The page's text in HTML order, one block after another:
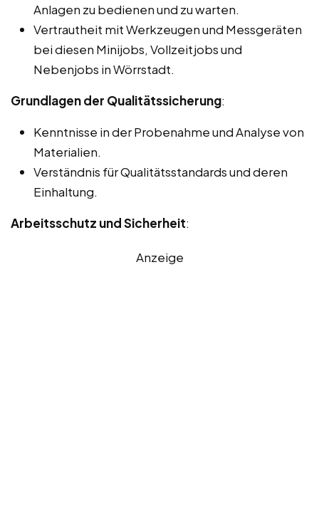
Anlagen zu bedienen und zu warten.
Vertrautheit mit Werkzeugen und Messgeräten
bei diesen Minijobs, Vollzeitjobs und
Nebenjobs in Wörrstadt.
Grundlagen der Qualitätssicherung:
Kenntnisse in der Probenahme und Analyse von
Materialien.
Verständnis für Qualitätsstandards und deren
Einhaltung.
Arbeitsschutz und Sicherheit:
Anzeige